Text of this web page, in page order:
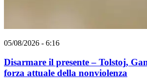
05/08/2026 - 6:16
Disarmare il presente – Tolstoj,
forza attuale della nonviolenza